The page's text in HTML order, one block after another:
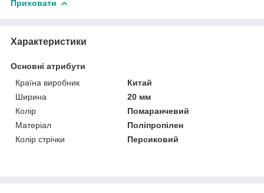
Приховати
Характеристики
Основні атрибути
Країна виробник
Китай
Ширина
20 мм
Колір
Помаранчевий
Матеріал
Поліпропілен
Колір стрічки
Персиковий